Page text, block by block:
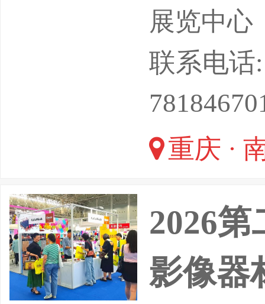
总体策
业资讯
在政府
公司始
一”的原
展览中心
联系电话
重庆 ·
2026
影像器